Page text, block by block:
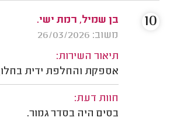
בן שמיל, רמת ישי.
משוב: 26/03/2026
תיאור השירות:
אספקת והחלפת ידית
חוות דעת:
בסים היה בסדר גמור.
10